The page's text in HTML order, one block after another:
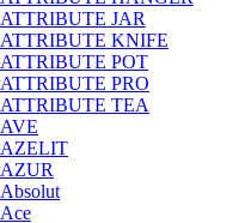
ATTRIBUTE JAR
ATTRIBUTE KNIFE
ATTRIBUTE POT
ATTRIBUTE PRO
ATTRIBUTE TEA
AVE
AZELIT
AZUR
Absolut
Ace